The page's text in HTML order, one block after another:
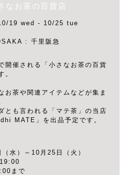
なお茶の百貨店
19 wed - 10/25 tue
: 千里阪急
開催される「小さなお茶の百貨
。
お茶や関連アイテムなどが集ま
とも言われる「マテ茶」の当店
MATE」を出品予定です。
水）～10月25日（火）
まで